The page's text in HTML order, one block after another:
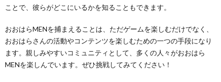
ことで、彼らがどこにいるかを知ることもできます。
おおはらMENを捕まえることは、ただゲームを楽しむだけでなく、
おおはらさんの活動やコンテンツを楽しむための一つの手段になり
ます。親しみやすいコミュニティとして、多くの人々がおおはら
MENを楽しんでいます。ぜひ挑戦してみてください！